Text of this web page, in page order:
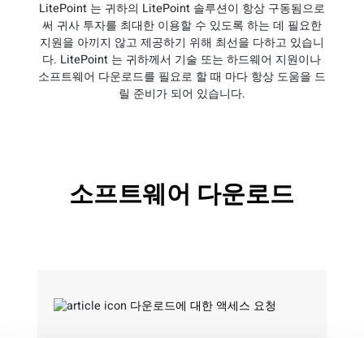
LitePoint 는 귀하의 LitePoint 솔루션이 항상 구동됨으로
써 귀사 투자를 최대한 이용할 수 있도록 하는 데 필요한
지원을 아끼지 않고 제공하기 위해 최선을 다하고 있습니
다. LitePoint 는 귀하께서 기술 또는 하드웨어 지원이나
소프트웨어 다운로드를 필요로 할 때 마다 항상 도움을 드
릴 준비가 되어 있습니다.
소프트웨어 다운로드
다운로드에 대한 액세스 요청